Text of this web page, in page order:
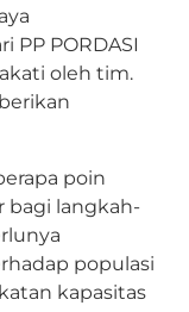
PP PORDASI
oleh tim.
poin
bagi langkah-
populasi
kapasitas